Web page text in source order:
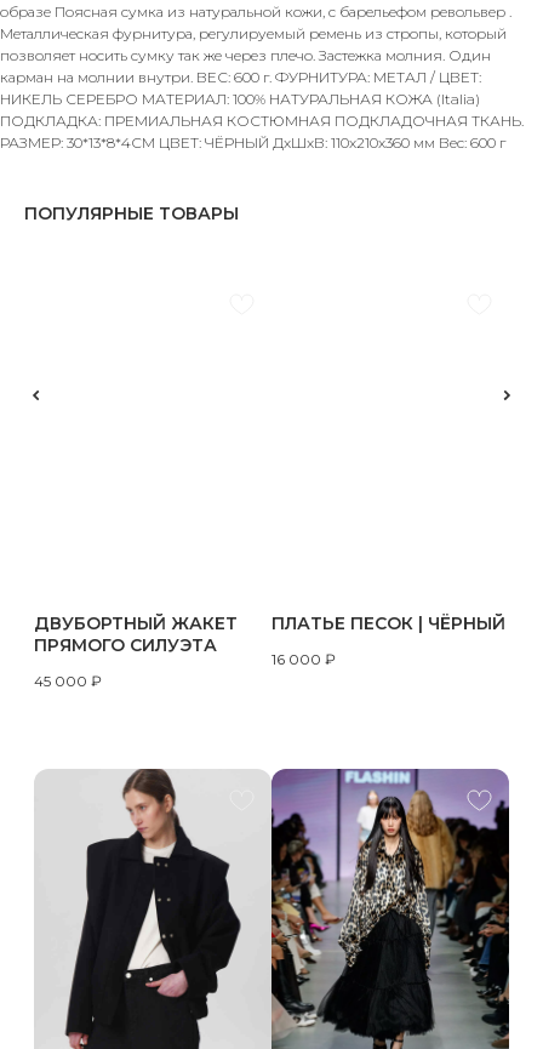
образе Поясная сумка из натуральной кожи, с барельефом револьвер .
Металлическая фурнитура, регулируемый ремень из стропы, который
позволяет носить сумку так же через плечо. Застежка молния. Один
карман на молнии внутри. ВЕС: 600 г. ФУРНИТУРА: МЕТАЛ / ЦВЕТ:
НИКЕЛЬ СЕРЕБРО МАТЕРИАЛ: 100% НАТУРАЛЬНАЯ КОЖА (Italia)
ПОДКЛАДКА: ПРЕМИАЛЬНАЯ КОСТЮМНАЯ ПОДКЛАДОЧНАЯ ТКАНЬ.
РАЗМЕР: 30*13*8*4СМ ЦВЕТ: ЧЁРНЫЙ ДxШxВ: 110x210x360 мм Вес: 600 г
ПОПУЛЯРНЫЕ ТОВАРЫ
ДВУБОРТНЫЙ ЖАКЕТ
ПРЯМОГО СИЛУЭТА
45 000 ₽
ПЛАТЬЕ ПЕСОК | ЧЁРНЫЙ
16 000 ₽